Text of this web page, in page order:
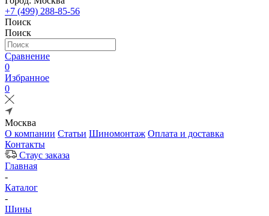
+7 (499) 288-85-56
Поиск
Поиск
Сравнение
0
Избранное
0
Москва
О компании Статьи Шиномонтаж Оплата и доставка
Контакты
Стаус заказа
Главная
-
Каталог
-
Шины